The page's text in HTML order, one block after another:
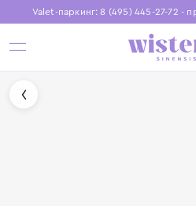
Valet-паркинг: 8 (495) 445-27-72 -
Бесплатная доставка при
Установите приложение, чтобы